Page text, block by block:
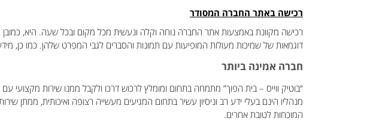
רכישה באתר החברה המסודר
רכישה מקוונת באמצעות אתר החברה נוחה וקלה ונעשית מכל מקום ובכל שעה. היא, כמובן
דוגמאות של שמיכות מעולות המופיעות עם תמונות והסברים לגבי המפרט שלהן. כמו כן,
חברה אמינה ביותר
“בוטיק ווייס – בית הפוך” מתמחה בתחום ומומלץ לרכוש דרכו ולקבל ממנו שירות מקצועי עם
מנהליו הינם בעלי ידע רב וניסיון עשיר בתחום המגיעים מעשייה רצופה ואיכותית, ממתן
המוכחות לטובת אחרים.